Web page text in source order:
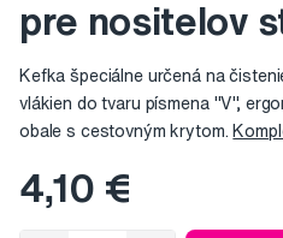
pre nositelov
Kefka špeciálne určená na
vlákien do tvaru písmena "V",
obale s cestovným krytom.
4,10 €